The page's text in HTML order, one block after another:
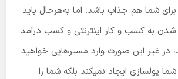
شما هم جذاب باشد؛ اما به‌هرحال باید
به کسب و کار اینترنتی و کسب درآمد
در غیر این صورت وارد مسیرهایی خواهید
پولسازی ایجاد نمیکند بلکه شما را